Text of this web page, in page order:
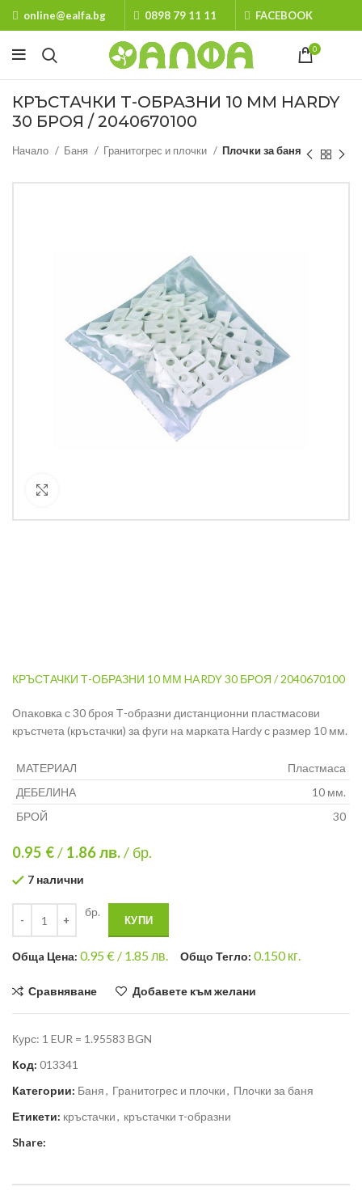
online@ealfa.bg 0898 79 11 11 FACEBOOK
0
КРЪСТАЧКИ Т-ОБРАЗНИ 10 ММ HARDY
30 БРОЯ / 2040670100
Начало Баня Гранитогрес и плочки Плочки за баня
КРЪСТАЧКИ Т-ОБРАЗНИ 10 ММ HARDY 30 БРОЯ / 2040670100
Опаковка с 30 броя Т-образни дистанционни пластмасови
кръстчета (кръстачки) за фуги на марката Hardy с размер 10 мм.
МАТЕРИАЛ
Пластмаса
ДЕБЕЛИНА
10 мм.
БРОЙ
30
0.95 €/ 1.86лв./ бр.
7 налични
бр.
КУПИ
Общa Цена: 0.95€ / 1.85 лв. Общо Тегло: 0.150кг.
Сравняване Добавете към желани
Курс: 1 EUR = 1.95583 BGN
Код: 013341
Категории: Баня, Гранитогрес и плочки, Плочки за баня
Етикети: кръстачки, кръстачки т-образни
Share: